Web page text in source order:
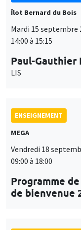
Îlot Bernard du Bois
Mardi 15 septembre
14:00 à 15:15
Paul-Gauthier
LIS
ENSEIGNEMENT
MEGA
Vendredi 18
09:00 à 18:00
Programme
de bienvenue